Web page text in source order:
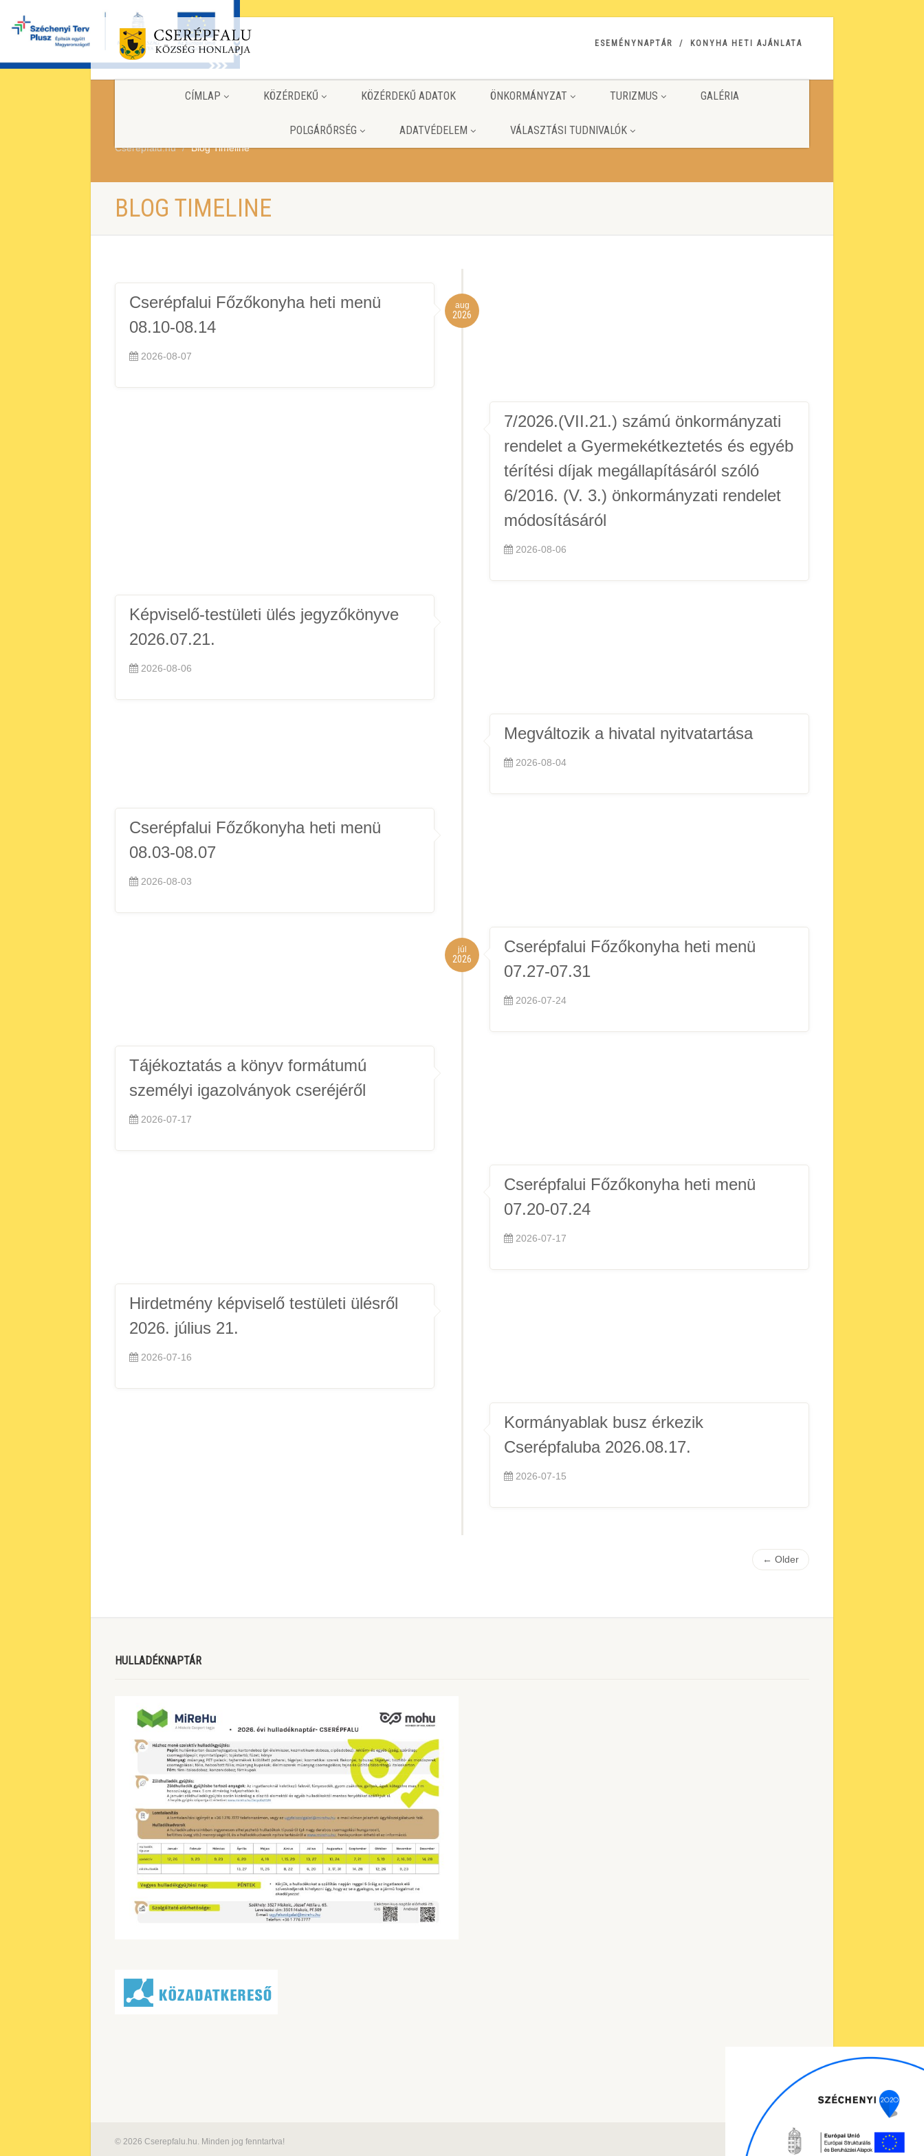
ESEMÉNYNAPTÁR KONYHA HETI AJÁNLATA
CÍMLAP KÖZÉRDEKŰ KÖZÉRDEKŰ ADATOK ÖNKORMÁNYZAT TURIZMUS GALÉRIA
POLGÁRŐRSÉG ADATVÉDELEM VÁLASZTÁSI TUDNIVALÓK
Cserepfalu.hu Blog Timeline
BLOG TIMELINE
aug
2026
Cserépfalui Főzőkonyha heti menü
08.10-08.14
2026-08-07
7/2026.(VII.21.) számú önkormányzati
rendelet a Gyermekétkeztetés és egyéb
térítési díjak megállapításáról szóló
6/2016. (V. 3.) önkormányzati rendelet
módosításáról
2026-08-06
Képviselő-testületi ülés jegyzőkönyve
2026.07.21.
2026-08-06
Megváltozik a hivatal nyitvatartása
2026-08-04
Cserépfalui Főzőkonyha heti menü
08.03-08.07
2026-08-03
júl
2026
Cserépfalui Főzőkonyha heti menü
07.27-07.31
2026-07-24
Tájékoztatás a könyv formátumú
személyi igazolványok cseréjéről
2026-07-17
Cserépfalui Főzőkonyha heti menü
07.20-07.24
2026-07-17
Hirdetmény képviselő testületi ülésről
2026. július 21.
2026-07-16
Kormányablak busz érkezik
Cserépfaluba 2026.08.17.
2026-07-15
← Older
HULLADÉKNAPTÁR
© 2026 Cserepfalu.hu. Minden jog fenntartva!